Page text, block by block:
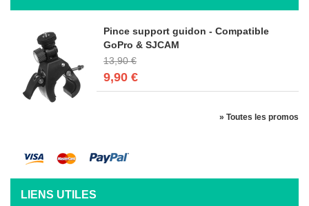
Pince support guidon - Compatible
GoPro & SJCAM
13,90 €
9,90 €
» Toutes les promos
LIENS UTILES